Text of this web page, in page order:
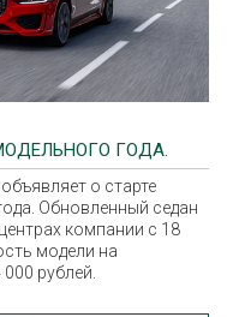
ГОДА.
о старте
Обновленный седан
компании с 18
модели на
рублей.